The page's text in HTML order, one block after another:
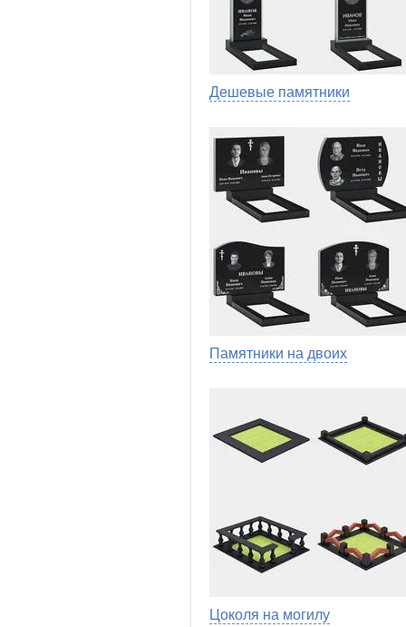
Дешевые памятники
Памятники на двоих
Цоколя на могилу